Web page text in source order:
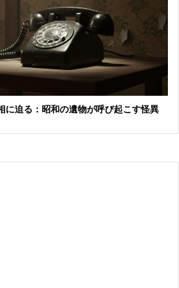
に迫る：昭和の遺物が呼び起こす怪異